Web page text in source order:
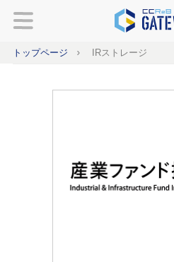
トップページ IRストレージ